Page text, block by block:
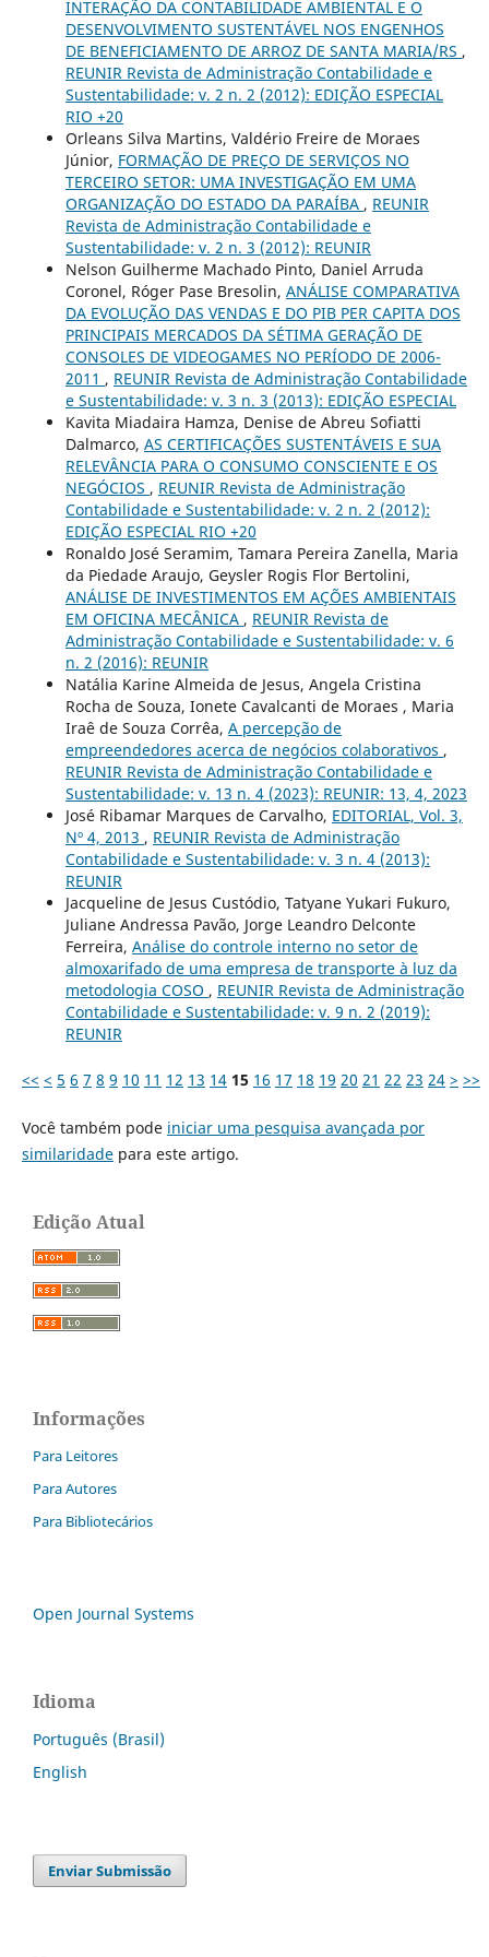
INTERAÇÃO DA CONTABILIDADE AMBIENTAL E O
DESENVOLVIMENTO SUSTENTÁVEL NOS ENGENHOS
DE BENEFICIAMENTO DE ARROZ DE SANTA MARIA/RS ,
REUNIR Revista de Administração Contabilidade e
Sustentabilidade: v. 2 n. 2 (2012): EDIÇÃO ESPECIAL
RIO +20
Orleans Silva Martins, Valdério Freire de Moraes
Júnior, FORMAÇÃO DE PREÇO DE SERVIÇOS NO
TERCEIRO SETOR: UMA INVESTIGAÇÃO EM UMA
ORGANIZAÇÃO DO ESTADO DA PARAÍBA , REUNIR
Revista de Administração Contabilidade e
Sustentabilidade: v. 2 n. 3 (2012): REUNIR
Nelson Guilherme Machado Pinto, Daniel Arruda
Coronel, Róger Pase Bresolin, ANÁLISE COMPARATIVA
DA EVOLUÇÃO DAS VENDAS E DO PIB PER CAPITA DOS
PRINCIPAIS MERCADOS DA SÉTIMA GERAÇÃO DE
CONSOLES DE VIDEOGAMES NO PERÍODO DE 2006-
2011 , REUNIR Revista de Administração Contabilidade
e Sustentabilidade: v. 3 n. 3 (2013): EDIÇÃO ESPECIAL
Kavita Miadaira Hamza, Denise de Abreu Sofiatti
Dalmarco, AS CERTIFICAÇÕES SUSTENTÁVEIS E SUA
RELEVÂNCIA PARA O CONSUMO CONSCIENTE E OS
NEGÓCIOS , REUNIR Revista de Administração
Contabilidade e Sustentabilidade: v. 2 n. 2 (2012):
EDIÇÃO ESPECIAL RIO +20
Ronaldo José Seramim, Tamara Pereira Zanella, Maria
da Piedade Araujo, Geysler Rogis Flor Bertolini,
ANÁLISE DE INVESTIMENTOS EM AÇÕES AMBIENTAIS
EM OFICINA MECÂNICA , REUNIR Revista de
Administração Contabilidade e Sustentabilidade: v. 6
n. 2 (2016): REUNIR
Natália Karine Almeida de Jesus, Angela Cristina
Rocha de Souza, Ionete Cavalcanti de Moraes , Maria
Iraê de Souza Corrêa, A percepção de
empreendedores acerca de negócios colaborativos ,
REUNIR Revista de Administração Contabilidade e
Sustentabilidade: v. 13 n. 4 (2023): REUNIR: 13, 4, 2023
José Ribamar Marques de Carvalho, EDITORIAL, Vol. 3,
Nº 4, 2013 , REUNIR Revista de Administração
Contabilidade e Sustentabilidade: v. 3 n. 4 (2013):
REUNIR
Jacqueline de Jesus Custódio, Tatyane Yukari Fukuro,
Juliane Andressa Pavão, Jorge Leandro Delconte
Ferreira, Análise do controle interno no setor de
almoxarifado de uma empresa de transporte à luz da
metodologia COSO , REUNIR Revista de Administração
Contabilidade e Sustentabilidade: v. 9 n. 2 (2019):
REUNIR
<< < 5 6 7 8 9 10 11 12 13 14 15 16 17 18 19 20 21 22 23 24 > >>
Você também pode iniciar uma pesquisa avançada por
similaridadepara este artigo.
Edição Atual
Informações
Para Leitores
Para Autores
Para Bibliotecários
Open Journal Systems
Idioma
Português (Brasil)
English
Enviar Submissão